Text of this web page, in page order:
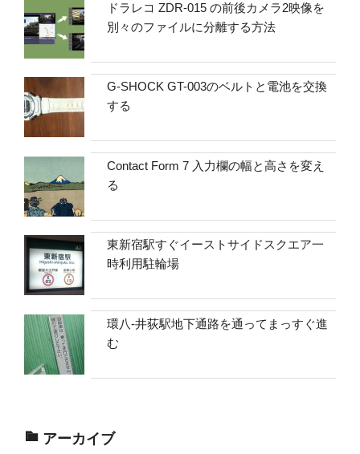
ドラレコ ZDR-015 の前後カメラ2映像を
別々のファイルに分離する方法
G-SHOCK GT-003のベルトと電池を交換
する
Contact Form 7 入力欄の幅と高さを変え
る
東新宿駅すぐイーストサイドスクエア一
時利用駐輪場
環八-井荻駅地下通路を通ってまっすぐ進
む
アーカイブ